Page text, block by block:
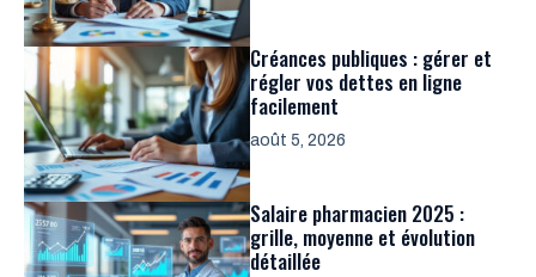
Créances publiques : gérer et
régler vos dettes en ligne
facilement
août 5, 2026
Salaire pharmacien 2025 :
grille, moyenne et évolution
détaillée